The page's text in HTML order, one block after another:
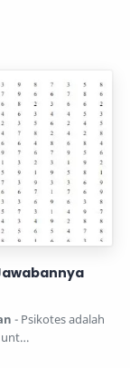
- Psikotes adalah
unt…